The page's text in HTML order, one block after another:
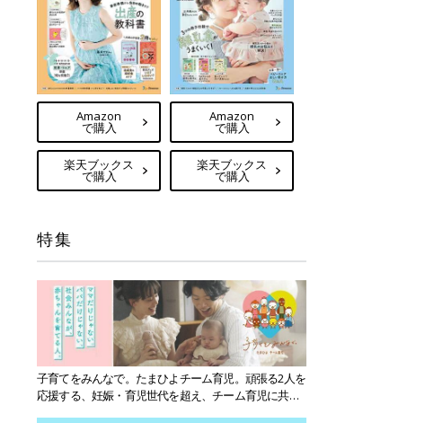
Amazon
で購入
楽天ブックス
で購入
Amazon
で購入
楽天ブックス
で購入
特集
子育てをみんなで。たまひよチーム育児。頑張る2人を
応援する、妊娠・育児世代を超え、チーム育児に共感